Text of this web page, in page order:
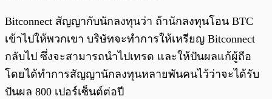
Bitconnect สัญญากับนักลงทุนว่า ถ้านักลงทุนโอน BTC
เข้าไปให้พวกเขา บริษัทจะทำการให้เหรียญ Bitconnect
กลับไป ซึ่งจะสามารถนำไปเทรด และให้ปันผลแก้ผู้ถือ
โดยได้ทำการสัญญานักลงทุนหลายพันคนไว้ว่าจะได้รับ
ปันผล 800 เปอร์เซ็นต์ต่อปี